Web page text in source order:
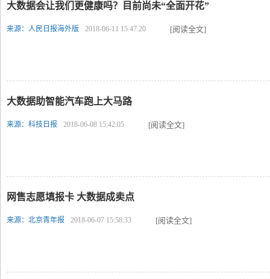
大数据会让我们更健康吗？目前尚未“全面开花”
来源：人民日报海外版 2018-06-11 15:47:20 [阅读全文]
大数据助智能汽车跑上大马路
来源：科技日报 2018-06-08 15:42:05 [阅读全文]
网售志愿填报卡 大数据成卖点
来源：北京青年报 2018-06-07 15:58:33 [阅读全文]